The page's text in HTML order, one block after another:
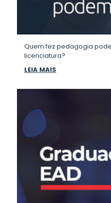
Quem fez pedagogia
licenciatura?
LEIA MAIS